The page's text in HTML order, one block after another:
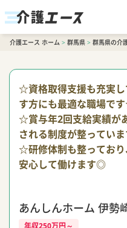
介護エース ホーム > 群馬県 > 群馬県の介
☆資格取得支援も充実
す方にも最適な職場で
☆賞与年2回支給実績が
される制度が整ってい
☆研修体制も整っており
安心して働けます◎
あんしんホーム 伊勢
年収250万円～